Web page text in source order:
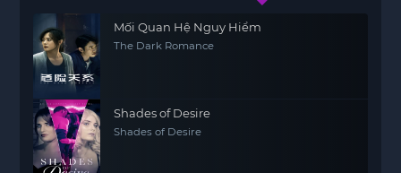
Mối Quan Hệ Nguy Hiểm
The Dark Romance
Shades of Desire
Shades of Desire